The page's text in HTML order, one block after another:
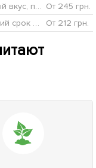
Виноград "Маникюр Фингер" (гармоничный вкус, плотная хрустящая мякоть, японская селекция) От 245 грн.
Виноград "Бесподобный" (кишмиш, средний срок созревания, масса грозди до 2000 гр)
От 212 грн.